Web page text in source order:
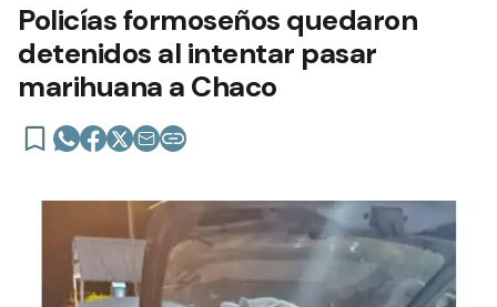
Policías formoseños quedaron
detenidos al intentar pasar
marihuana a Chaco